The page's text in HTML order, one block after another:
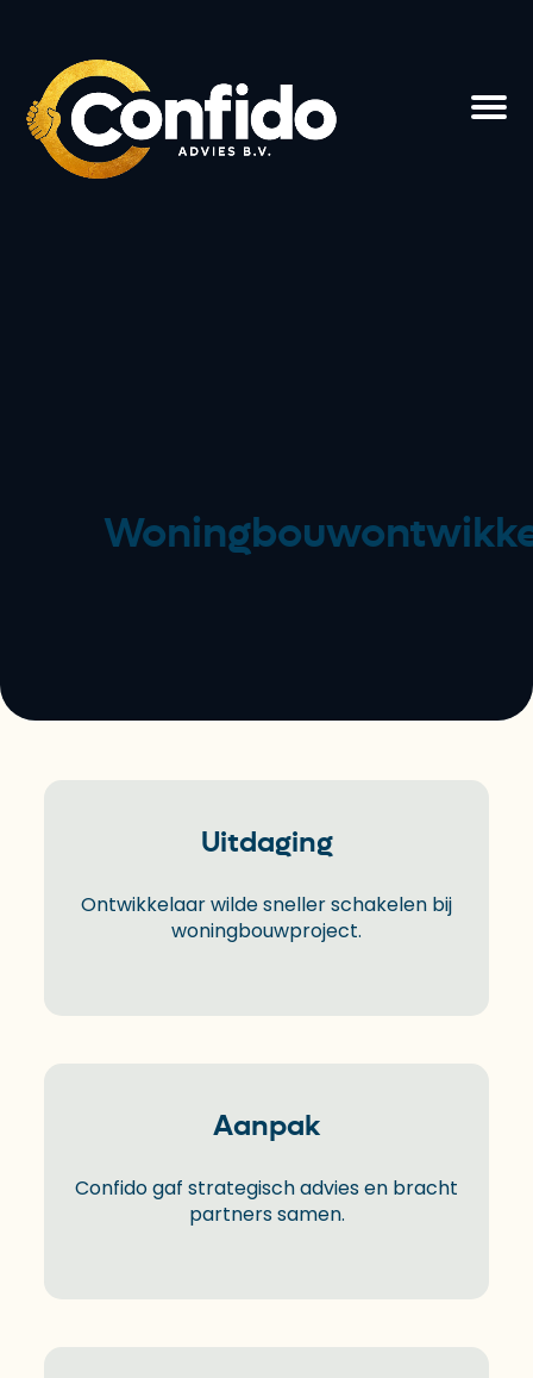
Uitdaging
Ontwikkelaar wilde sneller schakelen bij
woningbouwproject.
Aanpak
Confido gaf strategisch advies en bracht
partners samen.